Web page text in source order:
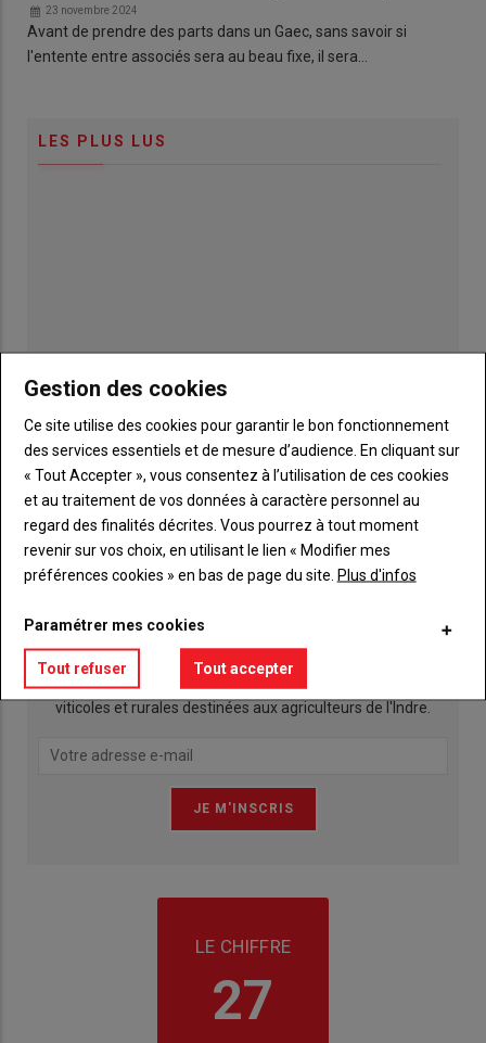
23 novembre 2024
Avant de prendre des parts dans un Gaec, sans savoir si
l'entente entre associés sera au beau fixe, il sera…
LES PLUS LUS
Publicité
Toutes les semaines Des faits d'actualités agricoles,
viticoles et rurales destinées aux agriculteurs de l'Indre.
LE CHIFFRE
27
Gestion des cookies
Ce site utilise des cookies pour garantir le bon fonctionnement
des services essentiels et de mesure d’audience. En cliquant sur
« Tout Accepter », vous consentez à l’utilisation de ces cookies
et au traitement de vos données à caractère personnel au
regard des finalités décrites. Vous pourrez à tout moment
revenir sur vos choix, en utilisant le lien « Modifier mes
préférences cookies » en bas de page du site. Plus d'infos
Paramétrer mes cookies
Tout refuser Tout accepter